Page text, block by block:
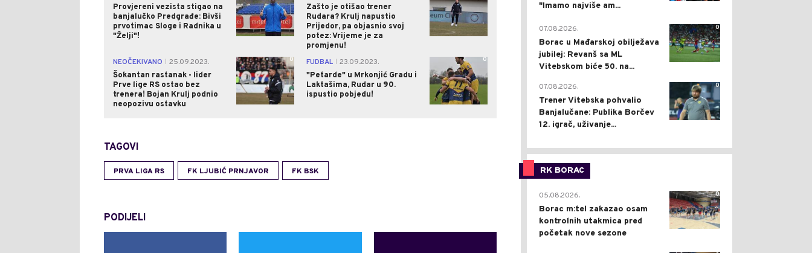
Provjereni vezista stigao na
banjalučko Predgrađe: Bivši
prvotimac Sloge i Radnika u
"Želji"!
Zašto je otišao trener
Rudara? Krulj napustio
Prijedor, pa objasnio svoj
potez: Vrijeme je za
promjenu!
NEOČEKIVANO
25.09.2023.
Šokantan rastanak - lider
Prve lige RS ostao bez
trenera! Bojan Krulj podnio
neopozivu ostavku
0 FUDBAL
23.09.2023.
"Petarde" u Mrkonjić Gradu i
Laktašima, Rudar u 90.
ispustio pobjedu!
0
TAGOVI
PRVA LIGA RS FK LJUBIĆ PRNJAVOR FK BSK
PODIJELI
"Imamo najviše am...
0
07.08.2026.
Borac u Mađarskoj obilježava
jubilej: Revanš sa ML
Vitebskom biće 50. na...
0
07.08.2026.
Trener Vitebska pohvalio
Banjalučane: Publika Borčev
12. igrač, uživanje...
RK BORAC
0
05.08.2026.
Borac m:tel zakazao osam
kontrolnih utakmica pred
početak nove sezone